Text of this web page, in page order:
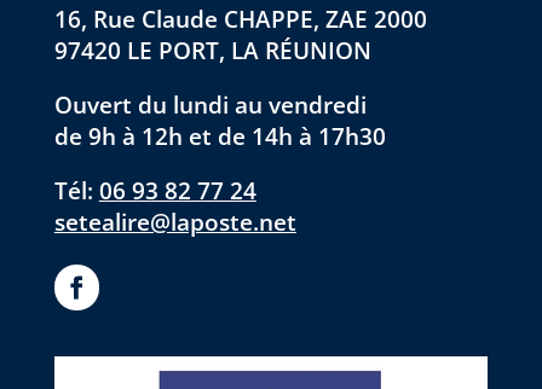
16, Rue Claude CHAPPE, ZAE 2000
97420 LE PORT, LA RÉUNION
Ouvert du lundi au vendredi
de 9h à 12h et de 14h à 17h30
Tél: 06 93 82 77 24
setealire@laposte.net